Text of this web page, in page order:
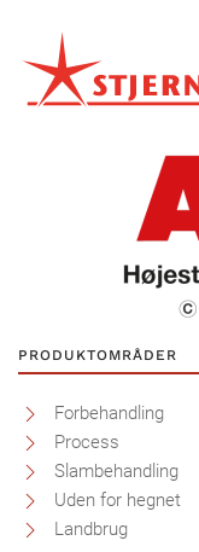
PRODUKTOMRÅDER
Forbehandling
Process
Slambehandling
Uden for hegnet
Landbrug